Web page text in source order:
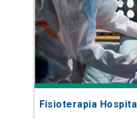
Fisioterapia